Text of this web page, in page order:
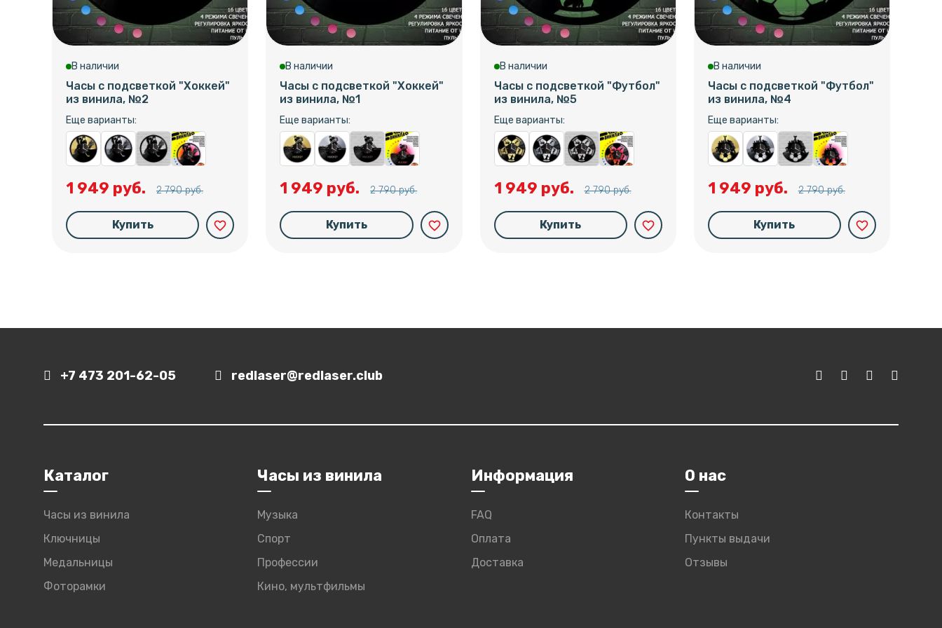
В наличии
Часы с подсветкой "Хоккей"
из винила, №2
Еще варианты:
1 949 руб. 2 790 руб.
Купить favorite_border
В наличии
Часы с подсветкой "Хоккей"
из винила, №1
Еще варианты:
1 949 руб. 2 790 руб.
Купить favorite_border
В наличии
Часы с подсветкой "Футбол"
из винила, №5
Еще варианты:
1 949 руб. 2 790 руб.
Купить favorite_border
В наличии
Часы с подсветкой "Футбол"
из винила, №4
Еще варианты:
1 949 руб. 2 790 руб.
Купить favorite_border
+7 473 201-62-05 redlaser@redlaser.club
Каталог
Часы из винила
Ключницы
Медальницы
Фоторамки
Часы из винила
Музыка
Спорт
Профессии
Кино, мультфильмы
Информация
FAQ
Оплата
Доставка
О нас
Контакты
Пункты выдачи
Отзывы